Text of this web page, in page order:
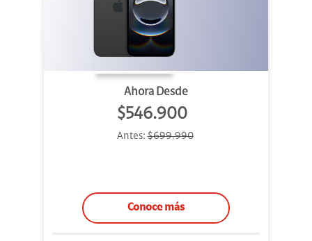
Ahora Desde
$546.900
Antes:$699.990
Conoce más